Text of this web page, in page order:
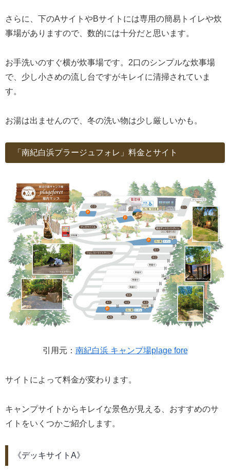
さらに、下のAサイトやBサイトには専用の簡易トイレや炊
事場がありますので、数的には十分だと思います。
お手洗いのすぐ横が炊事場です。2口のシンプルな炊事場
で、少し小さめの流し台ですがキレイに清掃されていま
す。
お湯は出ませんので、冬の洗い物は少し厳しいかも。
「南紀白浜プラージュフォレ」料金とサイト
引用元： 南紀白浜 キャンプ場plage fore
サイトによって料金が変わります。
キャンプサイトからキレイな景色が見える、おすすめのサ
イトをいくつかご紹介します。
《デッキサイトA》